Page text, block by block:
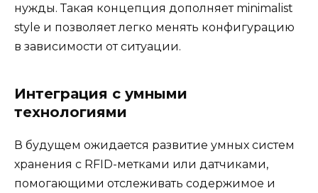
нужды. Такая концепция дополняет minimalist
style и позволяет легко менять конфигурацию
в зависимости от ситуации.
Интеграция с умными
технологиями
В будущем ожидается развитие умных систем
хранения с RFID-метками или датчиками,
помогающими отслеживать содержимое и